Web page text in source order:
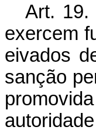
Art. 19.
exercem
eivados
sanção